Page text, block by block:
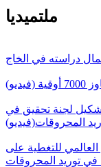
ملتميديا
دراسته في الخاج
لجنة تحقيق في
المحروقات(فيديو)
للتغطية على
في توريد المحروقات